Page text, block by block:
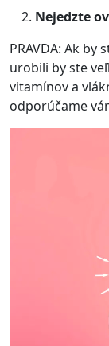
Nejedzte
PRAVDA: Ak by
urobili by ste
vitamínov a
odporúčame